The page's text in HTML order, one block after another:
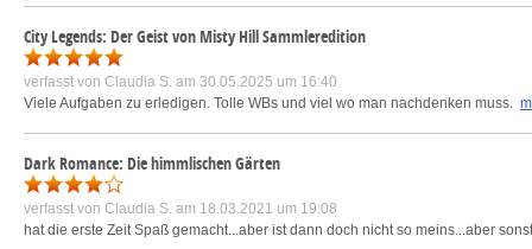
City Legends: Der Geist von Misty Hill Sammleredition
verfasst von Claudia S. am 30.05.2025 um 16:40
Viele Aufgaben zu erledigen. Tolle WBs und viel wo man nachdenken muss.
Dark Romance: Die himmlischen Gärten
verfasst von Claudia S. am 18.03.2021 um 19:08
hat die erste Zeit Spaß gemacht...aber ist dann doch nicht so meins...aber